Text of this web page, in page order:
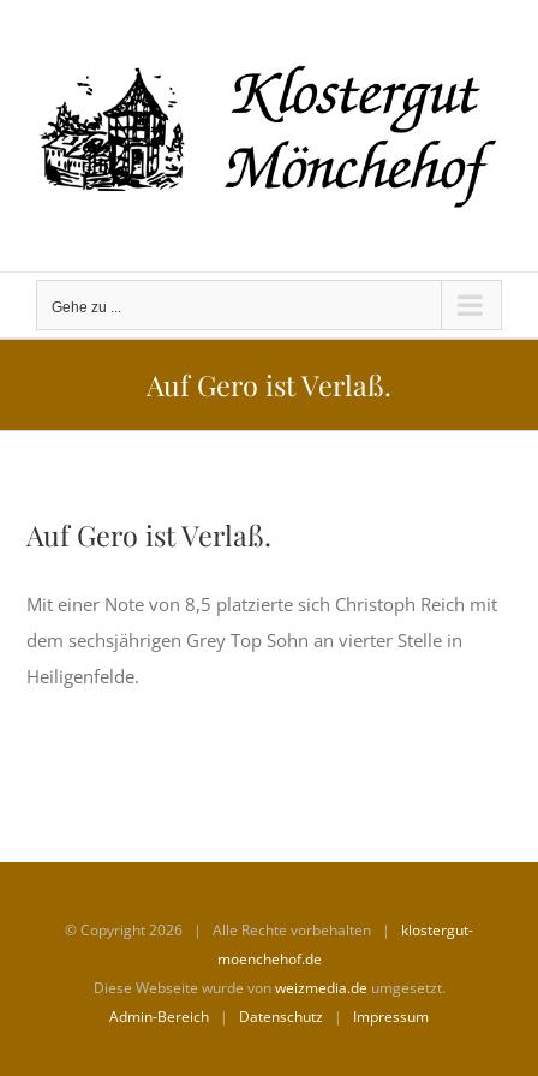
Gehe zu ...
Auf Gero ist Verlaß.
Auf Gero ist Verlaß.
Mit einer Note von 8,5 platzierte sich Christoph Reich mit
dem sechsjährigen Grey Top Sohn an vierter Stelle in
Heiligenfelde.
© Copyright2026 | Alle Rechte vorbehalten | klostergut-
moenchehof.de
Diese Webseite wurde vonweizmedia.deumgesetzt.
Admin-Bereich | Datenschutz | Impressum